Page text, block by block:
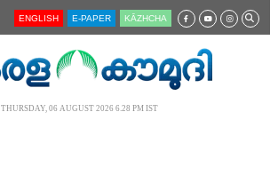
ENGLISH E-PAPER KĀZHCHA
THURSDAY, 06 AUGUST 2026 6.28 PM IST